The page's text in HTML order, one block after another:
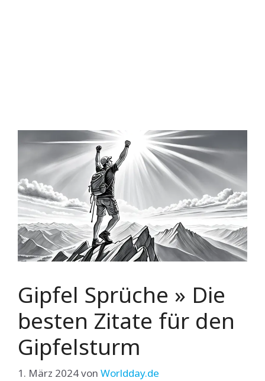
Gipfel Sprüche » Die
besten Zitate für den
Gipfelsturm
1. März 2024von Worldday.de